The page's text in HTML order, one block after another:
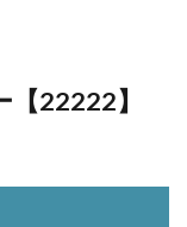
22222】